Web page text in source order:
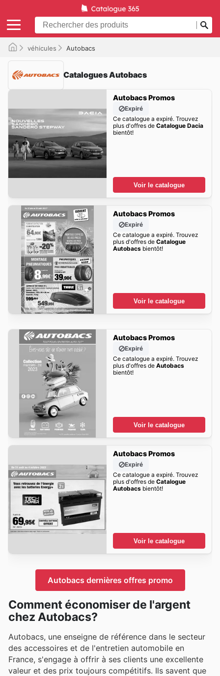
véhicules Autobacs
Catalogues Autobacs
Autobacs Promos
Expiré
Ce catalogue a expiré. Trouvez
plus d'offres de Catalogue Dacia
bientôt!
Voir le catalogue
Autobacs Promos
Expiré
Ce catalogue a expiré. Trouvez
plus d'offres de Catalogue
Autobacsbientôt!
Voir le catalogue
Autobacs Promos
Expiré
Ce catalogue a expiré. Trouvez
plus d'offres de Autobacs
bientôt!
Voir le catalogue
Autobacs Promos
Expiré
Ce catalogue a expiré. Trouvez
plus d'offres de Catalogue
Autobacsbientôt!
Voir le catalogue
Autobacs dernières offres promo
Comment économiser de l'argent
chez Autobacs?
Autobacs, une enseigne de référence dans le secteur
des accessoires et de l'entretien automobile en
France, s'engage à offrir à ses clients une excellente
valeur et des prix toujours compétitifs. Ils savent que